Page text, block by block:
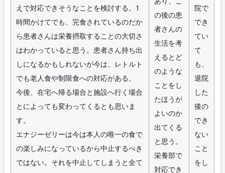
えで対応できそうなことを検討する。1
時間かけてでも、完食されているのだか
ら患者さんは栄養摂取することの大切さ
はわかっていると思う。患者さん持ち出
しになるかもしれないが今は、レトルト
でも老人食や制限食への対応がある。
今後、在宅へ帰る場合と施設へ行く場合
とによっても変わってくるとも思いま
す。
エナジーゼリーは今は本人の唯一の食で
の楽しみになっているから中止するべき
ではない。それを中止してしまうと全て
の後の患
者さんの
生活を考
えるとど
のような
ことをし
たほうが
よいのか
出てくる
と思う。
栄養部で
対応でき
院で
でき
てい
て
も、
退院
した
後の
でき
ない
こと
をし